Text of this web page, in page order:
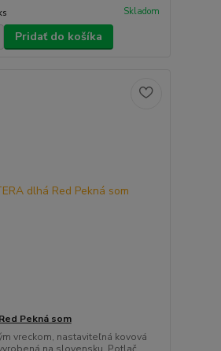
Skladom
Pridať do košíka
Pekná som
vreckom, nastaviteľná kovová